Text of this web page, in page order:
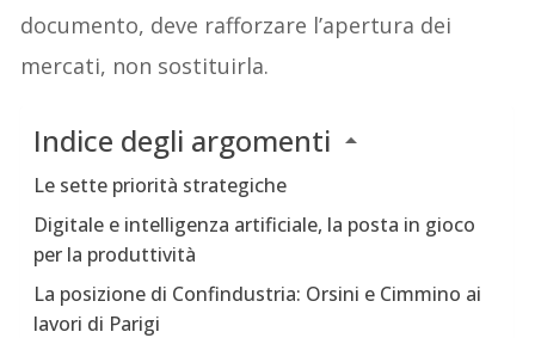
documento, deve rafforzare l’apertura dei
mercati, non sostituirla.
Indice degli argomenti
Le sette priorità strategiche
Digitale e intelligenza artificiale, la posta in gioco
per la produttività
La posizione di Confindustria: Orsini e Cimmino ai
lavori di Parigi